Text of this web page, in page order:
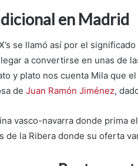
en Madrid
se llamó así por el
a convertirse en unas de
y plato nos cuenta Mila que
de Juan Ramón Jiménez,
vasco-navarra donde prima
de la Ribera donde su oferta